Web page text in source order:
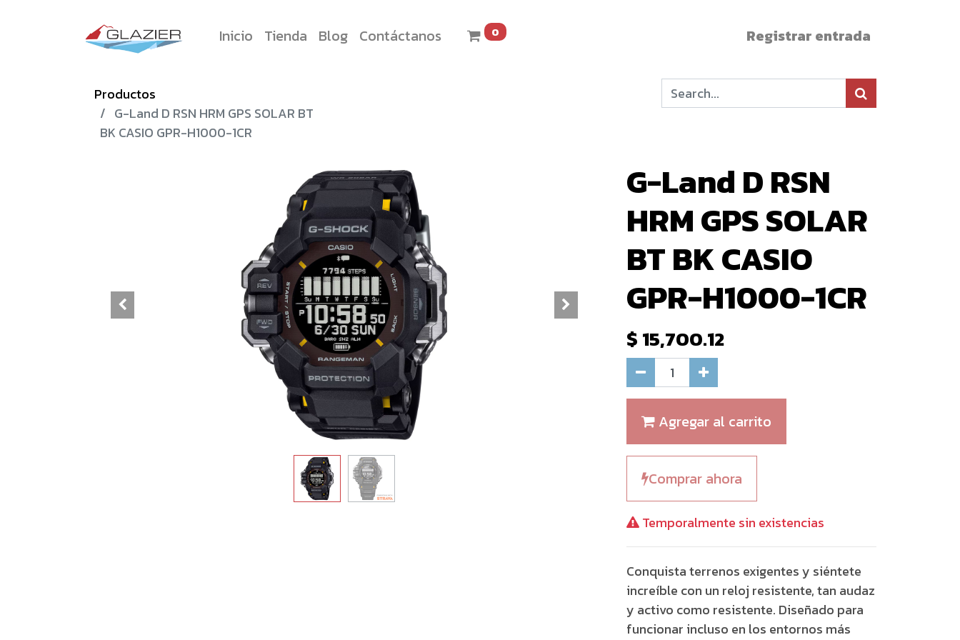
Inicio Tienda Blog Contáctanos 0 Registrar entrada
Productos
G-Land D RSN HRM GPS SOLAR BT
BK CASIO GPR-H1000-1CR
G-Land D RSN
HRM GPS SOLAR
BT BK CASIO
GPR-H1000-1CR
$15,700.12
Agregar al carrito
Comprar ahora
Temporalmente sin existencias
Conquista terrenos exigentes y siéntete
increíble con un reloj resistente, tan audaz
y activo como resistente. Diseñado para
funcionar incluso en los entornos más